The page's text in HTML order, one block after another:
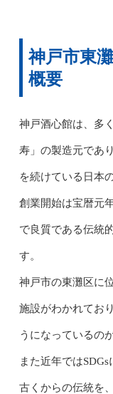
神戸市東
概要
神戸酒心館は、多
寿」の製造元であ
を続けている日本
創業開始は宝暦元
で良質である伝統
す。
神戸市の東灘区に
施設がわかれてお
うになっているの
また近年では
古くからの伝統を